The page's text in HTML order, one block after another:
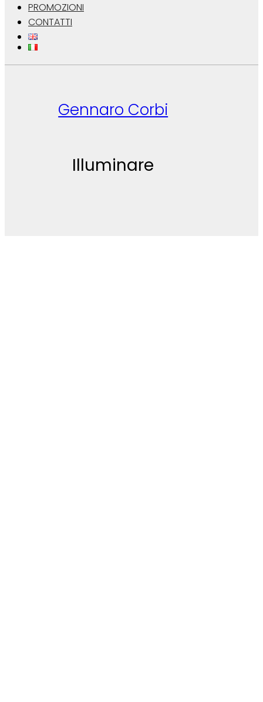
PROMOZIONI
CONTATTI
Gennaro Corbi
Illuminare